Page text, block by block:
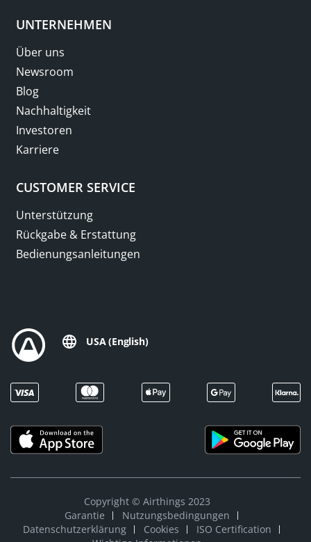
UNTERNEHMEN
Über uns
Newsroom
Blog
Nachhaltigkeit
Investoren
Karriere
CUSTOMER SERVICE
Unterstützung
Rückgabe & Erstattung
Bedienungsanleitungen
USA (English)
Copyright © Airthings 2023
Garantie
Nutzungsbedingungen
Datenschutzerklärung
Cookies
ISO Certification